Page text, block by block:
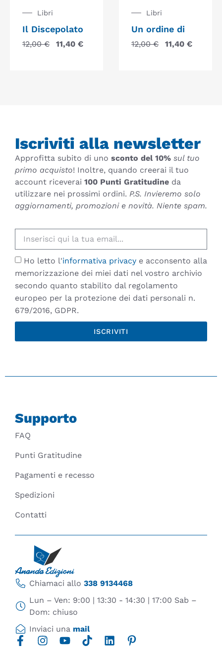
Libri
Il Discepolato
12,00€ 11,40 €
Libri
Un ordine di
12,00€ 11,40 €
Iscriviti alla newsletter
Approfitta subito di uno sconto del 10% sul tuo
primo acquisto! Inoltre, quando creerai il tuo
account riceverai 100 Punti Gratitudine da
utilizzare nei prossimi ordini. P.S. Invieremo solo
aggiornamenti, promozioni e novità. Niente spam.
Ho letto l'informativa privacy e acconsento alla
memorizzazione dei miei dati nel vostro archivio
secondo quanto stabilito dal regolamento
europeo per la protezione dei dati personali n.
679/2016, GDPR.
ISCRIVITI
Chiamaci allo 338 9134468
Lun – Ven: 9:00 | 13:30 - 14:30 | 17:00 Sab –
Dom: chiuso
Inviaci una mail
Supporto
FAQ
Punti Gratitudine
Pagamenti e recesso
Spedizioni
Contatti